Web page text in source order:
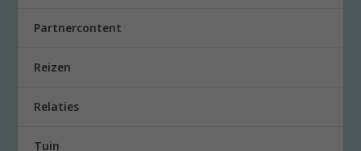
Partnercontent
Reizen
Relaties
Tuin